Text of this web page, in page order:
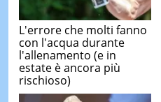
L'errore che molti fanno
con l'acqua durante
l'allenamento (e in
estate è ancora più
rischioso)